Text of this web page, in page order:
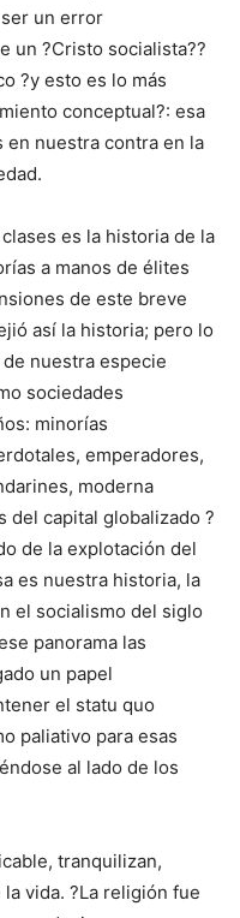
un error
un ?Cristo socialista??
?y esto es lo más
conceptual?: esa
nuestra contra en la
es la historia de la
a manos de élites
de este breve
así la historia; pero lo
nuestra especie
sociedades
minorías
emperadores,
moderna
del capital globalizado ?
de la explotación del
es nuestra historia, la
el socialismo del siglo
panorama las
un papel
el statu quo
paliativo para esas
al lado de los
tranquilizan,
vida. ?La religión fue